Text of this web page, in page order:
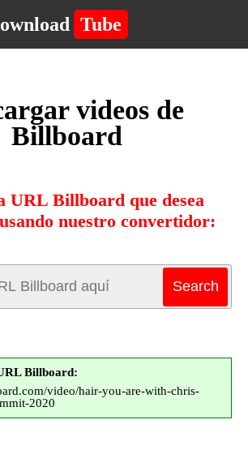
Tube
videos de
Billboard
URL Billboard que desea
nuestro convertidor:
Billboard:
video/hair-you-are-with-chris-
2020